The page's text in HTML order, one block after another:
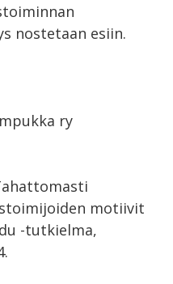
nostetaan esiin.
ry
motiivit
-tutkielma,